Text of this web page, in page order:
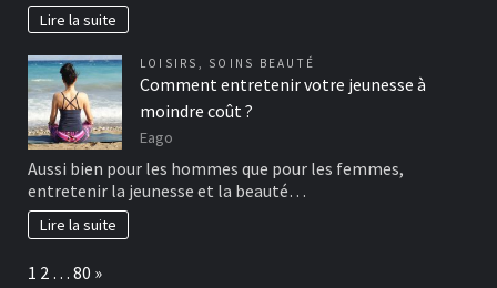
Lire la suite
LOISIRS , SOINS BEAUTÉ
Comment entretenir votre jeunesse à
moindre coût ?
Eago
Aussi bien pour les hommes que pour les femmes,
entretenir la jeunesse et la beauté…
Lire la suite
Page:
1 2 … 80 Next
»